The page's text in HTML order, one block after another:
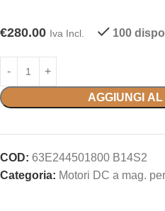
€280.00 Iva Incl. 100
AGGIUNGI
COD: 63E244501800 B14S2
Categoria: Motori DC a mag.